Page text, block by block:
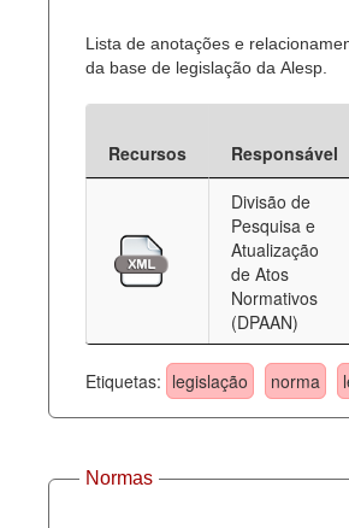
Planejamento
Deputados Estaduais
Legislação
Perguntas frequentes
Contato
Lista de anotações e
da base de legislação da Alesp.
Recursos Responsável
Divisão de
Pesquisa e
Atualização
de Atos
Normativos
(DPAAN)
Etiquetas: legislação norma
Normas